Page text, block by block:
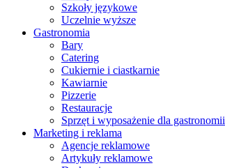
Szkoły językowe
Uczelnie wyższe
Gastronomia
Bary
Catering
Cukiernie i ciastkarnie
Kawiarnie
Pizzerie
Restauracje
Sprzęt i wyposażenie dla gastronomii
Marketing i reklama
Agencje reklamowe
Artykuły reklamowe